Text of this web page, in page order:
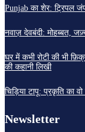
Punjab का शेर: ट्रिपल
नवाज़ देवबंदी: मोहब्बत,
घर में कभी रोटी की भी
की कहानी लिखी
चिड़िया टापू: प्रकृति का
Newsletter